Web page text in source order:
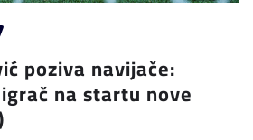
poziva navijače:
na startu nove